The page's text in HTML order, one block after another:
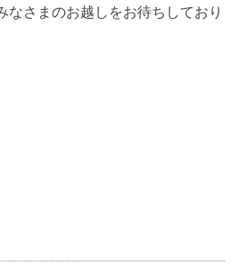
なさまのお越しをお待ちしており